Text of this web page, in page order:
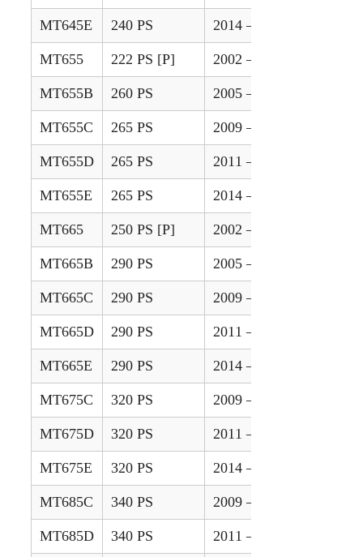
MT645E 240 PS 2014 – 2020
MT655 222 PS [P] 2002 – 2003
MT655B 260 PS 2005 – 2008
MT655C 265 PS 2009 – 2010
MT655D 265 PS 2011 – 2013
MT655E 265 PS 2014 – 2020
MT665 250 PS [P] 2002 – 2003
MT665B 290 PS 2005 – 2008
MT665C 290 PS 2009 – 2010
MT665D 290 PS 2011 – 2013
MT665E 290 PS 2014 – 2020
MT675C 320 PS 2009 – 2010
MT675D 320 PS 2011 – 2013
MT675E 320 PS 2014 – 2020
MT685C 340 PS 2009 – 2010
MT685D 340 PS 2011 – 2013